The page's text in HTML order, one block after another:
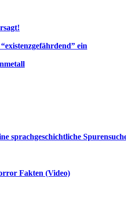
ein
sprachgeschichtliche
Fakten (Video)